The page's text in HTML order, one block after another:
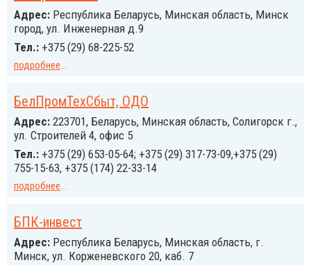
Адрес: Республика Беларусь, Минская область, Минск
город, ул. Инженерная д.9
Тел.: +375 (29) 68-225-52
подробнее...
БелПромТехСбыт, ОДО
Адрес: 223701, Беларусь, Минская область, Солигорск г.,
ул. Строителей 4, офис 5
Тел.: +375 (29) 653-05-64; +375 (29) 317-73-09,+375 (29)
755-15-63, +375 (174) 22-33-14
подробнее...
БПК-инвест
Адрес: Республика Беларусь, Минская область, г.
Минск, ул. Корженевского 20, каб. 7